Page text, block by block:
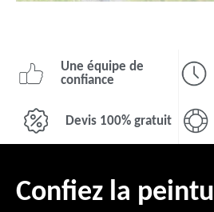
Une équipe de
confiance
Devis 100% gratuit
Confiez la